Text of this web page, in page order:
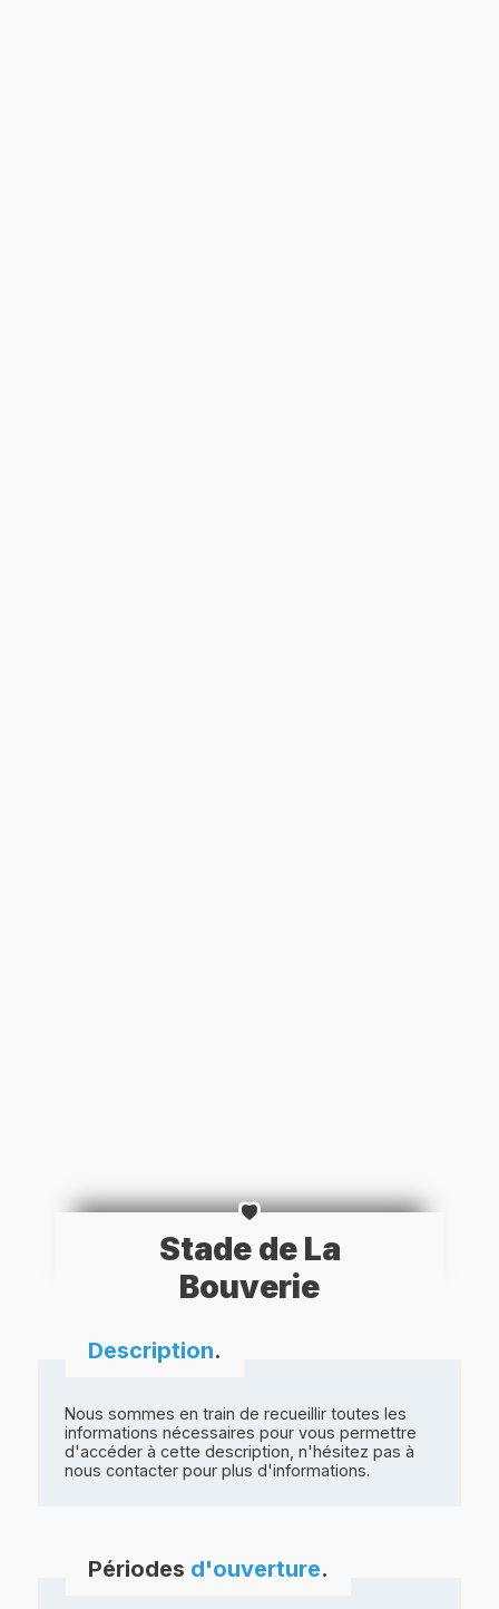
Stade de La
Bouverie
Description.
Nous sommes en train de recueillir toutes les
informations nécessaires pour vous permettre
d'accéder à cette description, n'hésitez pas à
nous contacter pour plus d'informations.
Périodes d'ouverture.